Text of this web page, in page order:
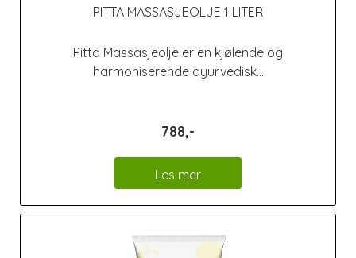
PITTA MASSASJEOLJE 1 LITER
Pitta Massasjeolje er en kjølende og
harmoniserende ayurvedisk...
788,-
Les mer